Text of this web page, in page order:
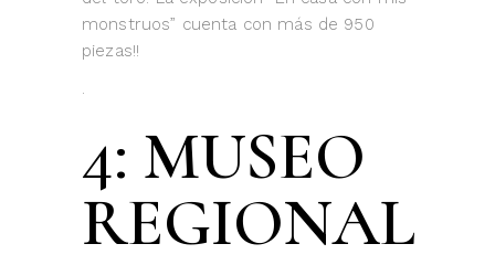
monstruos” cuenta con más de 950
piezas!!
.
4: MUSEO
REGIONAL